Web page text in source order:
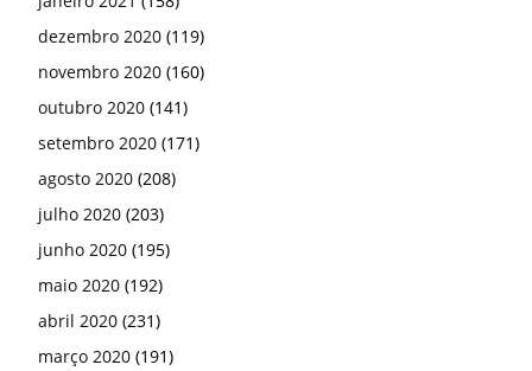
dezembro 2020 (119)
novembro 2020 (160)
outubro 2020 (141)
setembro 2020 (171)
agosto 2020 (208)
julho 2020 (203)
junho 2020 (195)
maio 2020 (192)
abril 2020 (231)
março 2020 (191)